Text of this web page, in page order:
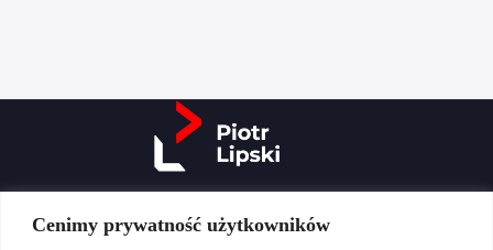
Cenimy prywatność użytkowników
Menu